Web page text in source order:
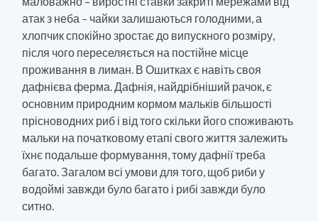
атак з неба – чайки залишаються голодними, а
хлопчик спокійно зростає до випускного розміру,
після чого переселяється на постійне місце
проживання в лиман. В Ошитках є навіть своя
дафнієва ферма. Дафнія, найдрібніший рачок, є
основним природним кормом мальків більшості
прісноводних риб і від того скільки його споживають
мальки на початковому етапі свого життя залежить
їхнє подальше формування, тому дафнії треба
багато. Загалом всі умови для того, щоб риби у
водоймі завжди було багато і рибі завжди було
ситно.